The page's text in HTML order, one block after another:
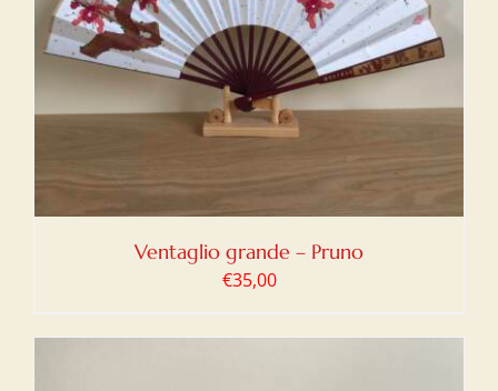
Ventaglio grande – Pruno
€35,00